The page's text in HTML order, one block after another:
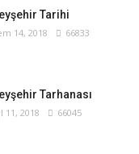
Tarihi
14, 2018 66833
Tarhanası
11, 2018 66045